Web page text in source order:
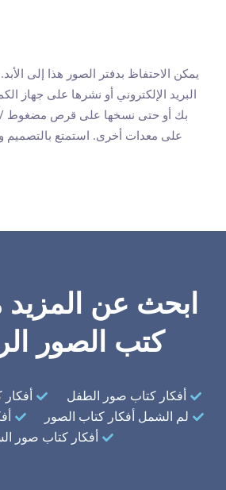
يمكن الاحتفاظ بدفتر الصور هذا إلى
البريد الإلكتروني أو نشرها على جهاز
ابحث عن المزيد
كتب الصور
أفكار كتاب صور الطفل
أفكار
لم الشمل أفكار كتاب الصور
أفكار كتاب صور